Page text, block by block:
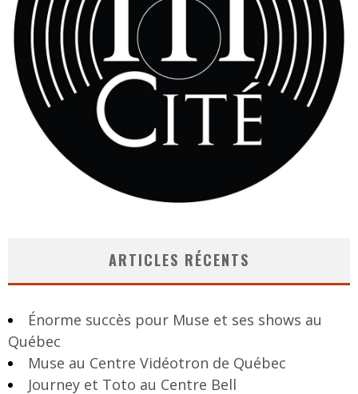
ARTICLES RÉCENTS
Énorme succès pour Muse et ses shows au
Québec
Muse au Centre Vidéotron de Québec
Journey et Toto au Centre Bell